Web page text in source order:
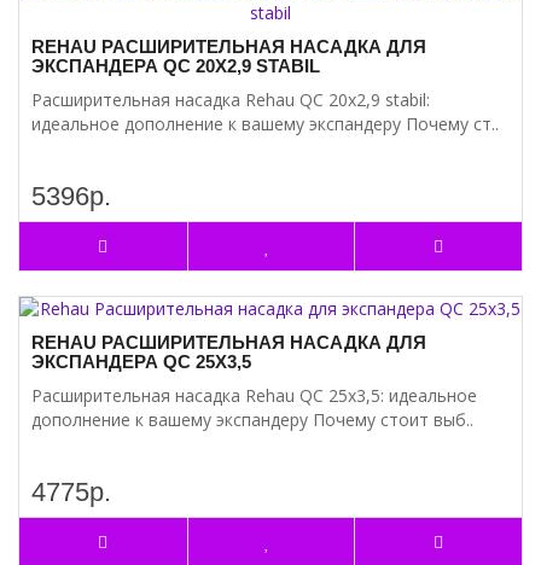
REHAU РАСШИРИТЕЛЬНАЯ НАСАДКА ДЛЯ
ЭКСПАНДЕРА QC 20Х2,9 STABIL
Расширительная насадка Rehau QC 20х2,9 stabil:
идеальное дополнение к вашему экспандеру Почему ст..
5396р.
REHAU РАСШИРИТЕЛЬНАЯ НАСАДКА ДЛЯ
ЭКСПАНДЕРА QC 25Х3,5
Расширительная насадка Rehau QC 25х3,5: идеальное
дополнение к вашему экспандеру Почему стоит выб..
4775р.